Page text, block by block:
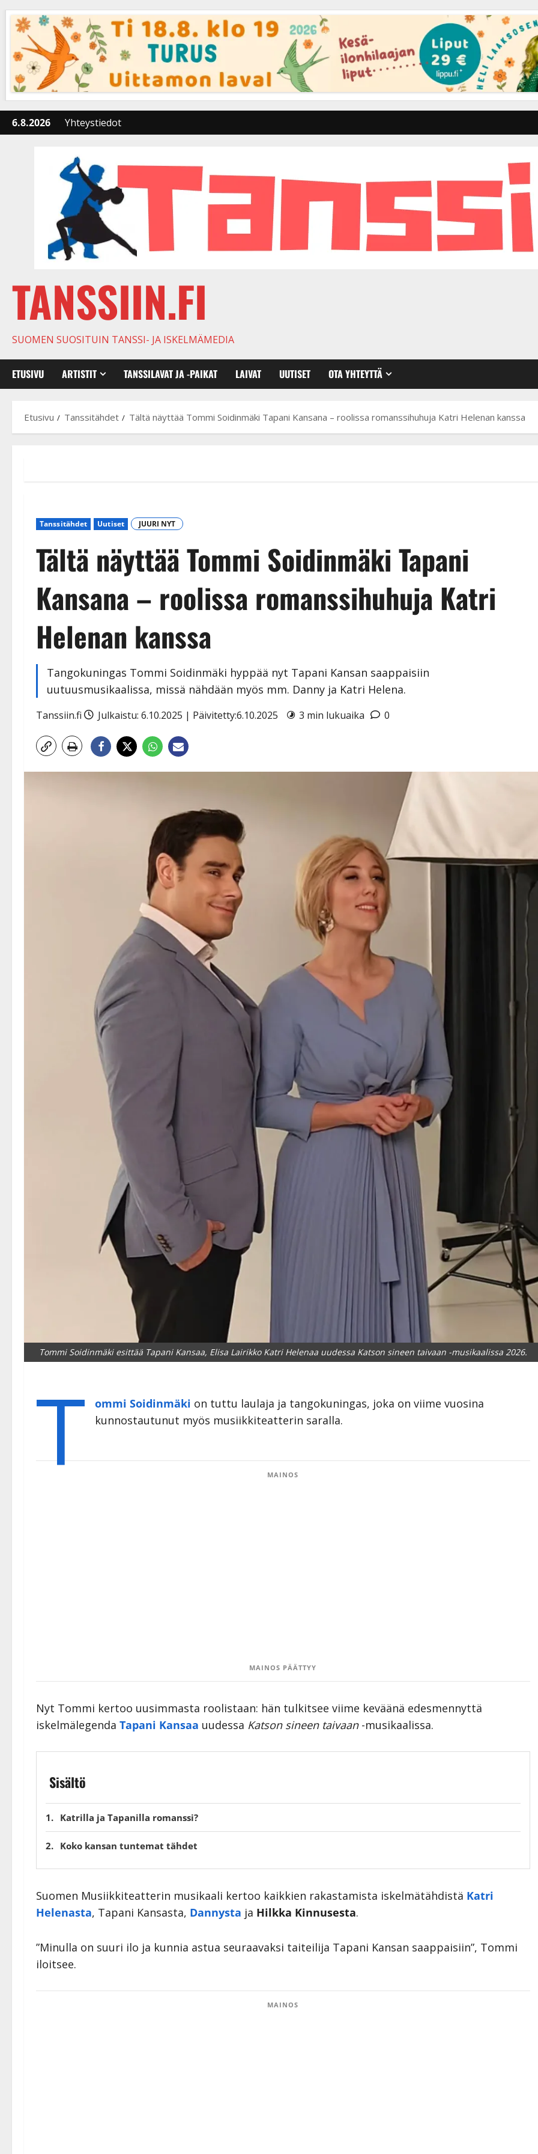
content
6.8.2026 Yhteystiedot
TANSSIIN.FI
SUOMEN SUOSITUIN TANSSI- JA ISKELMÄMEDIA
ETUSIVU ARTISTIT TANSSILAVAT JA -PAIKAT LAIVAT UUTISET OTA YHTEYTTÄ
Etusivu Tanssitähdet Tältä näyttää Tommi Soidinmäki Tapani Kansana – roolissa romanssihuhuja Katri Helenan kanssa
Tanssitähdet Uutiset JUURI NYT
Tältä näyttää Tommi Soidinmäki Tapani
Kansana – roolissa romanssihuhuja Katri
Helenan kanssa
Tangokuningas Tommi Soidinmäki hyppää nyt Tapani Kansan saappaisiin
uutuusmusikaalissa, missä nähdään myös mm. Danny ja Katri Helena.
Tanssiin.fi Julkaistu: 6.10.2025 | Päivitetty:6.10.2025 3 min lukuaika 0
Tommi Soidinmäki esittää Tapani Kansaa, Elisa Lairikko Katri Helenaa uudessa Katson sineen taivaan -musikaalissa 2026.
T ommi Soidinmäki on tuttu laulaja ja tangokuningas, joka on viime vuosina
kunnostautunut myös musiikkiteatterin saralla.
MAINOS
MAINOS PÄÄTTYY
Nyt Tommi kertoo uusimmasta roolistaan: hän tulkitsee viime keväänä edesmennyttä
iskelmälegenda Tapani Kansaa uudessa Katson sineen taivaan-musikaalissa.
Sisältö
Katrilla ja Tapanilla romanssi?
Koko kansan tuntemat tähdet
Suomen Musiikkiteatterin musikaali kertoo kaikkien rakastamista iskelmätähdistä Katri
Helenasta, Tapani Kansasta, Dannysta ja Hilkka Kinnusesta.
”Minulla on suuri ilo ja kunnia astua seuraavaksi taiteilija Tapani Kansan saappaisiin”, Tommi
iloitsee.
MAINOS